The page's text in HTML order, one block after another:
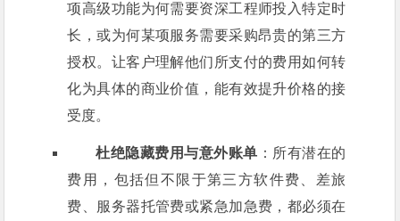
项高级功能为何需要资深工程师投入特定时
长，或为何某项服务需要采购昂贵的第三方
授权。让客户理解他们所支付的费用如何转
化为具体的商业价值，能有效提升价格的接
受度。
杜绝隐藏费用与意外账单 ：所有潜在的
费用，包括但不限于第三方软件费、差旅
费、服务器托管费或紧急加急费，都必须在